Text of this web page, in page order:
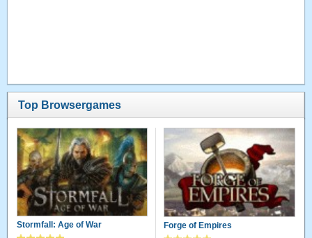
Top Browsergames
Stormfall: Age of War Forge of Empires